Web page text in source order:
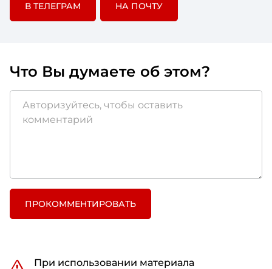
В ТЕЛЕГРАМ НА ПОЧТУ
Что Вы думаете об этом?
ПРОКОММЕНТИРОВАТЬ
При использовании материала